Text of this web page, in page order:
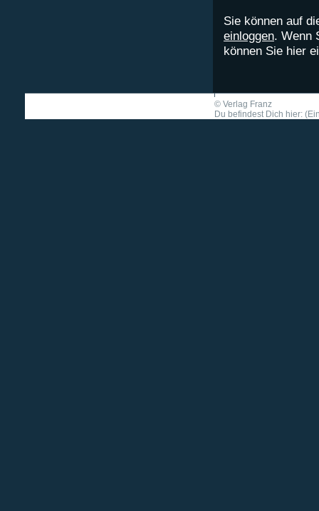
Sie können auf
einloggen. Wenn
können Sie hier
© Verlag Franz
Du befindest Dich hier: